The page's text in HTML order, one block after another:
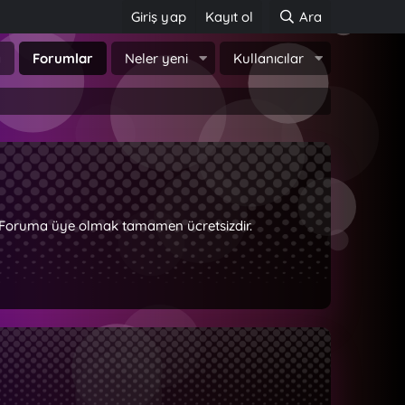
Giriş yap Kayıt ol Ara
Forumlar Neler yeni Kullanıcılar
üye olmak tamamen ücretsizdir.